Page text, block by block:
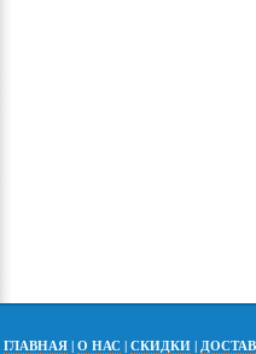
ГЛАВНАЯ | О НАС | СКИДКИ |